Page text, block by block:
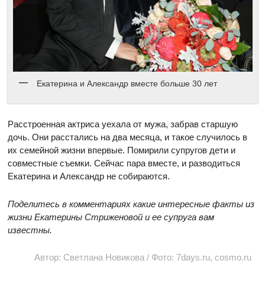
Екатерина и Александр вместе больше 30 лет
Расстроенная актриса уехала от мужа, забрав старшую
дочь. Они расстались на два месяца, и такое случилось в
их семейной жизни впервые. Помирили супругов дети и
совместные съемки. Сейчас пара вместе, и разводиться
Екатерина и Александр не собираются.
Поделитесь в комментариях какие интересные факты из
жизни Екатерины Стриженовой и ее супруга вам
известны.
Автор: Светлана Новикова / Фото: 7days.ru, cosmo.ru